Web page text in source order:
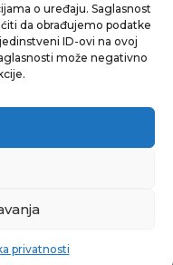
o uređaju. Saglasnost
da obrađujemo podatke
ID-ovi na ovoj
može negativno
privatnosti